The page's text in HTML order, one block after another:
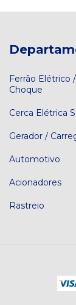
Ferrão Elétrico
Choque
Cerca Elétrica
Gerador /
Automotivo
Acionadores
Rastreio